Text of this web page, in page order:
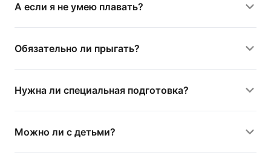
А если я не умею плавать?
Обязательно ли прыгать?
Нужна ли специальная подготовка?
Можно ли с детьми?